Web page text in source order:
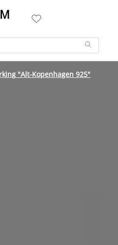
"Alt-Kopenhagen 925"